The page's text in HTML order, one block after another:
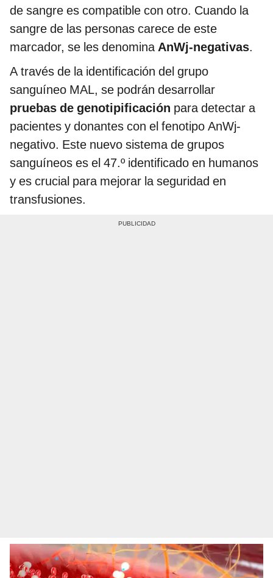
de sangre es compatible con otro. Cuando la
sangre de las personas carece de este
marcador, se les denominaAnWj-negativas.
A través de la identificación del grupo
sanguíneo MAL, se podrán desarrollar
pruebas de genotipificación para detectar a
pacientes y donantes con el fenotipo AnWj-
negativo. Este nuevo sistema de grupos
sanguíneos es el 47.º identificado en humanos
y es crucial para mejorar la seguridad en
transfusiones.